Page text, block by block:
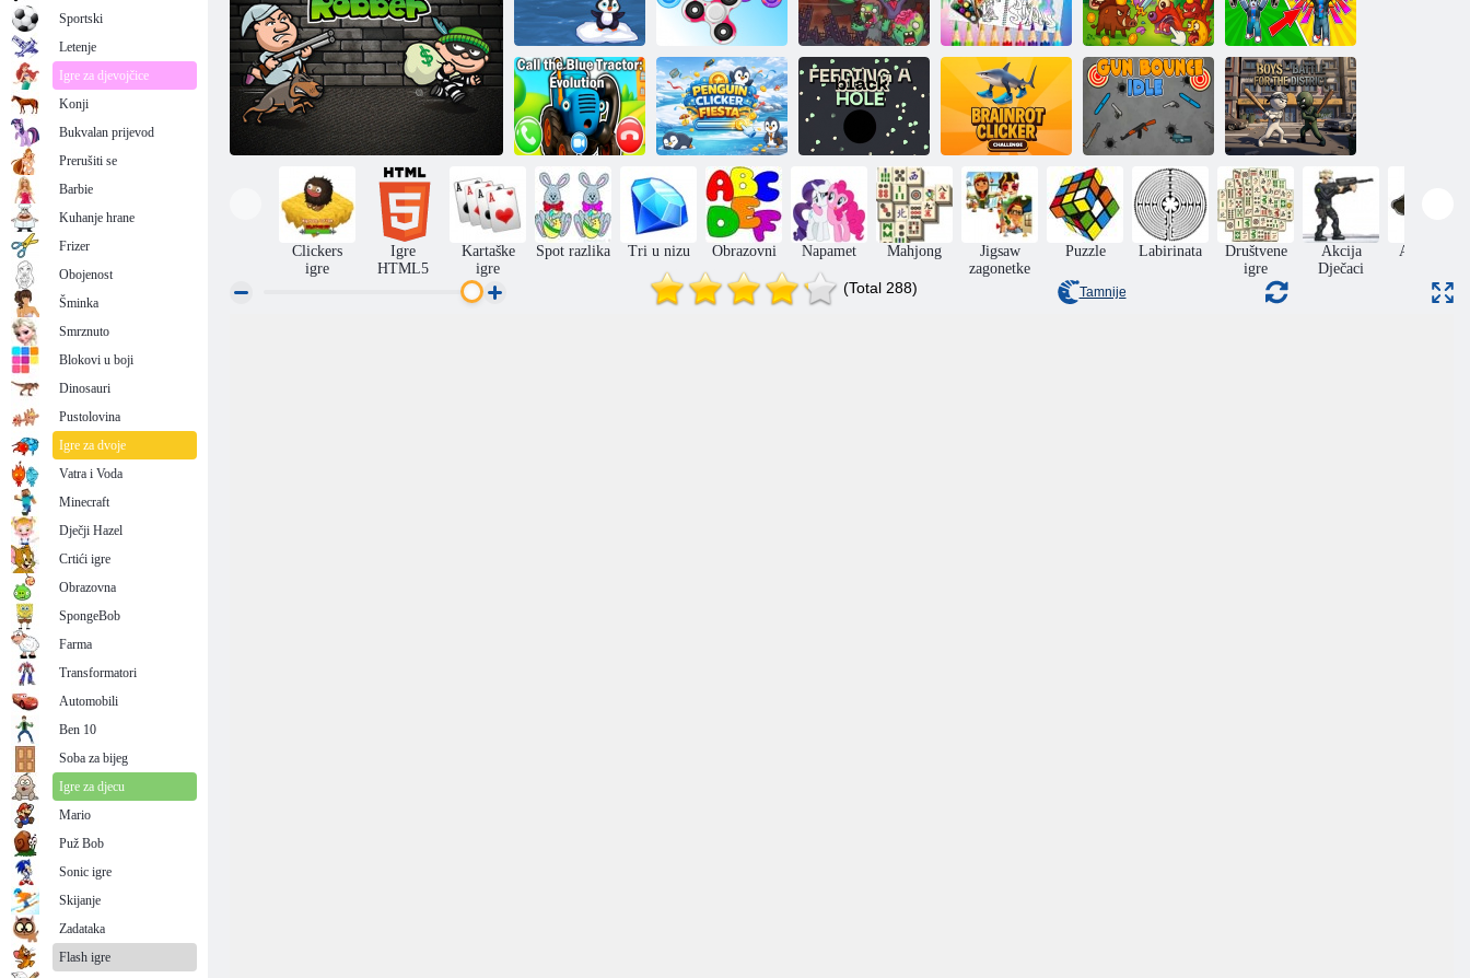
Pingvin
putovanja
Spin pauk za
snimanje
Letite ili umrete
Bojanka slatkog
ponija
Kliknite na lovce
Gym Simulator
Online Escape
Nazovi Plavi
traktor:
Evolucija
Pingvin festival
kliker
Hranjenje crne
rupe
Brainrot kliker
test
Odbijanje oružja
u stanju
pripravnosti
Dečki - Bitka za
Distrikt
Clickers
igre
Igre
HTML5
Kartaške
igre
Spot razlika Tri u nizu Obrazovni Napamet Mahjong
Jigsaw
zagonetke
Puzzle Labirinata
Društvene
igre
Akcija
Dječaci
Avanture
(Total 288) Tamnije
Sportski
Letenje
Igre za djevojčice
Konji
Bukvalan prijevod
Prerušiti se
Barbie
Kuhanje hrane
Frizer
Obojenost
Šminka
Smrznuto
Blokovi u boji
Dinosauri
Pustolovina
Igre za dvoje
Vatra i Voda
Minecraft
Dječji Hazel
Crtići igre
Obrazovna
SpongeBob
Farma
Transformatori
Automobili
Ben 10
Soba za bijeg
Igre za djecu
Mario
Puž Bob
Sonic igre
Skijanje
Zadataka
Flash igre